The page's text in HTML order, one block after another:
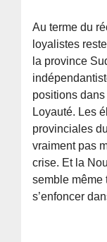
Au terme du
loyalistes
la province
positions
Loyauté. Les
provinciales
vraiment pas
crise. Et la
semble même
s’enfoncer